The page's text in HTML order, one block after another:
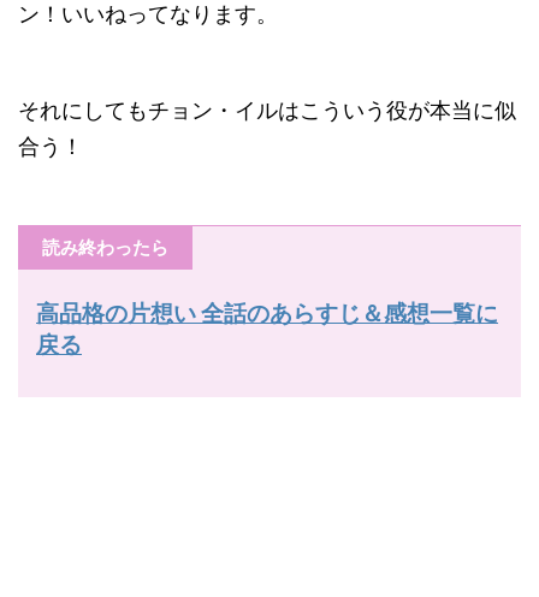
ン！いいねってなります。
それにしてもチョン・イルはこういう役が本当に似
合う！
読み終わったら
高品格の片想い 全話のあらすじ＆感想一覧に
戻る